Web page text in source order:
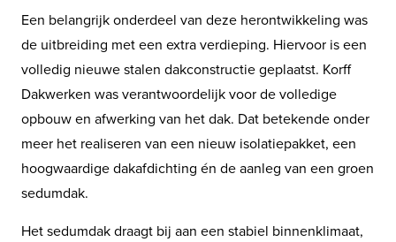
Een belangrijk onderdeel van deze herontwikkeling was
de uitbreiding met een extra verdieping. Hiervoor is een
volledig nieuwe stalen dakconstructie geplaatst. Korff
Dakwerken was verantwoordelijk voor de volledige
opbouw en afwerking van het dak. Dat betekende onder
meer het realiseren van een nieuw isolatiepakket, een
hoogwaardige dakafdichting én de aanleg van een groen
sedumdak.
Het sedumdak draagt bij aan een stabiel binnenklimaat,